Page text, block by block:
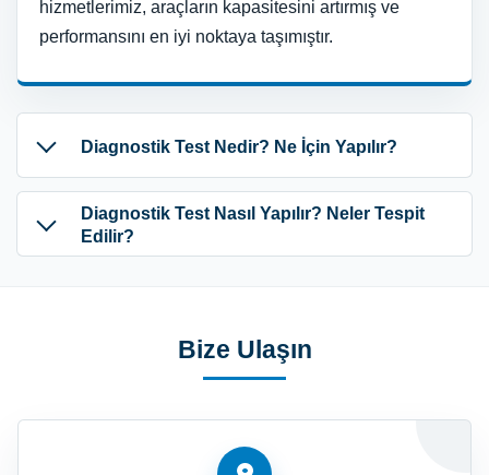
hizmetlerimiz, araçların kapasitesini artırmış ve
performansını en iyi noktaya taşımıştır.
Diagnostik Test Nedir? Ne İçin Yapılır?
Diagnostik Test Nasıl Yapılır? Neler Tespit
Edilir?
Bize Ulaşın